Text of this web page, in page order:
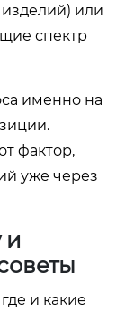
или
спектр
именно на
фактор,
уже через
и
и какие